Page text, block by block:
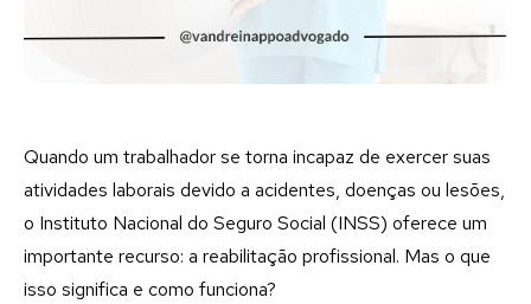
Quando um trabalhador se torna incapaz de exercer suas
atividades laborais devido a acidentes, doenças ou lesões,
o Instituto Nacional do Seguro Social (INSS) oferece um
importante recurso: a reabilitação profissional. Mas o que
isso significa e como funciona?